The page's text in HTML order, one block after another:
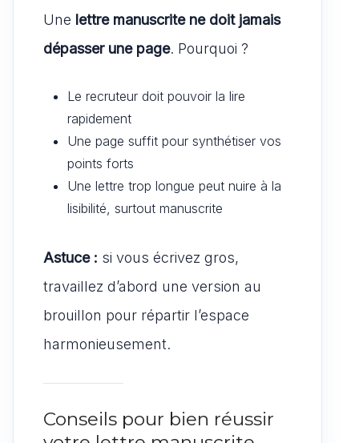
Une lettre manuscrite ne doit jamais
dépasser une page. Pourquoi ?
Le recruteur doit pouvoir la lire
rapidement
Une page suffit pour synthétiser vos
points forts
Une lettre trop longue peut nuire à la
lisibilité, surtout manuscrite
Astuce : si vous écrivez gros,
travaillez d’abord une version au
brouillon pour répartir l’espace
harmonieusement.
Conseils pour bien réussir